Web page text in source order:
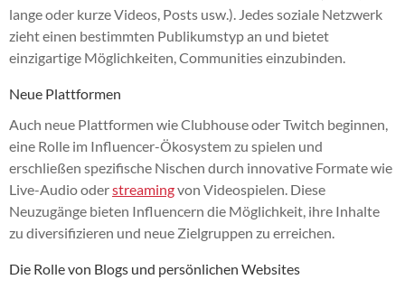
lange oder kurze Videos, Posts usw.). Jedes soziale Netzwerk
zieht einen bestimmten Publikumstyp an und bietet
einzigartige Möglichkeiten, Communities einzubinden.
Neue Plattformen
Auch neue Plattformen wie Clubhouse oder Twitch beginnen,
eine Rolle im Influencer-Ökosystem zu spielen und
erschließen spezifische Nischen durch innovative Formate wie
Live-Audio oderstreamingvon Videospielen. Diese
Neuzugänge bieten Influencern die Möglichkeit, ihre Inhalte
zu diversifizieren und neue Zielgruppen zu erreichen.
Die Rolle von Blogs und persönlichen Websites